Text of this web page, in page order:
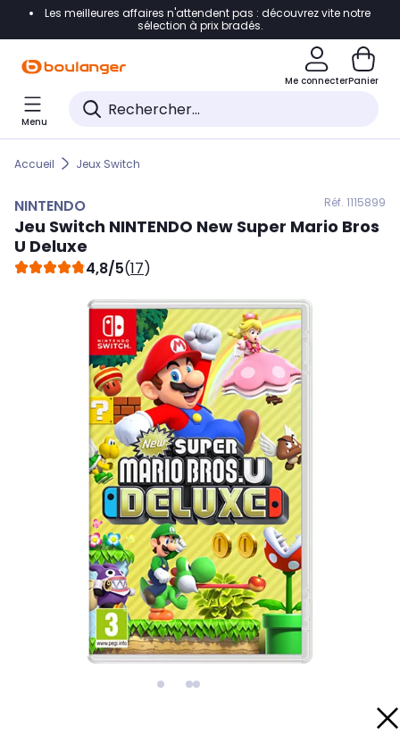
Accéder directement à la navigation
Accéder directement au pied de page
Accéder directement au chatbot
Les meilleures affaires n'attendent pas : découvrez vite notre
sélection à prix bradés.
Me connecterPanier
Menu
Accueil Jeux Switch
NINTENDO Réf. 1115899
Jeu Switch NINTENDO New Super Mario Bros
U Deluxe
4,8/5(17)